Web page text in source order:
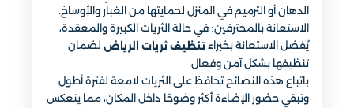
الدهان أو الترميم في المنزل لحمايتها من الغبار والأوساخ.
الاستعانة بالمحترفين: في حالة الثريات الكبيرة والمعقدة،
يُفضل الاستعانة بخبراء تنظيف ثريات الرياض لضمان
تنظيفها بشكل آمن وفعال.
باتباع هذه النصائح تحافظ على الثريات لامعة لفترة أطول
وتبقي حضور الإضاءة أكثر وضوحًا داخل المكان، مما ينعكس